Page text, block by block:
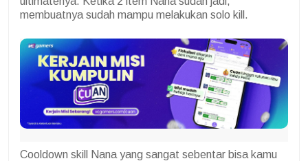
membuatnya sudah mampu melakukan solo kill.
Cooldown skill Nana yang sangat sebentar bisa kamu